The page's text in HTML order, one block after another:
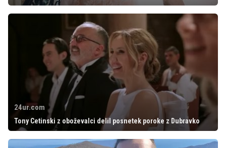
24ur.com
Tony Cetinski z oboževalci delil posnetek poroke z Dubravko